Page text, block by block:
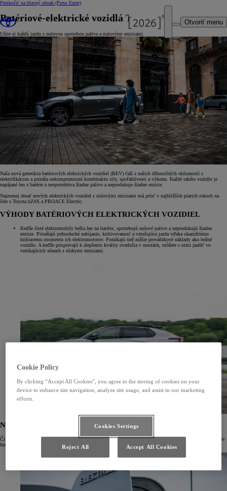
Preskočiť na hlavný obsah (Press Enter)
Otvoriť menu
Batériové-elektrické vozidlá Toyota
Užite si každú jazdu s nulovou spotrebou paliva a nulovými emisiami.
Naša nová generácia batériových elektrických vozidiel (BEV) ťaží z našich dlhoročných skúseností s
elektrifikáciou a prináša nekompromisnú kombináciu sily, spoľahlivosti a výkonu. Každé takéto vozidlo je
napájané len z batérie a nespotrebúva žiadne palivo a neprodukuje žiadne emisie.
Najmenej desať nových elektrických vozidiel s nulovými emisiami má prísť v najbližších piatich rokoch na
čele s Toyota bZ4X a PROACE Electric.
VÝHODY BATÉRIOVÝCH ELEKTRICKÝCH VOZIDIEL
Keďže čisté elektromobily bežia len na batérie, spotrebujú nulové palivo a neprodukujú žiadne
emisie. Prinášajú jednoduché nabíjanie, kultivovanosť a vzrušujúca jazda vďaka okamžitému
krútiacemu momentu ich elektromotorov. Ponúkajú tiež nižšie prevádzkové náklady ako bežné
vozidlo. A keďže prispievajú k zlepšeniu kvality ovzdušia v mestách, môžete s nimi jazdiť vo
vznikajúcich zónach s nízkymi emisiami.
NABÍJANIE BATÉRIOVÝCH ELEKTRICKÝCH VOZIDIEL
Či už nabíjate vozidlo doma, v práci alebo počas dlhých ciest, pri stále rastúcom počte rýchlonabíjacích bodov
bude dobíjanie vášho batériového elektrického vozidla vždy jednoduché a pohodlné.
Cookie Policy
By clicking “Accept All Cookies”, you agree to the storing of cookies on your
device to enhance site navigation, analyze site usage, and assist in our marketing
efforts.
Cookies Settings
Reject All Accept All Cookies